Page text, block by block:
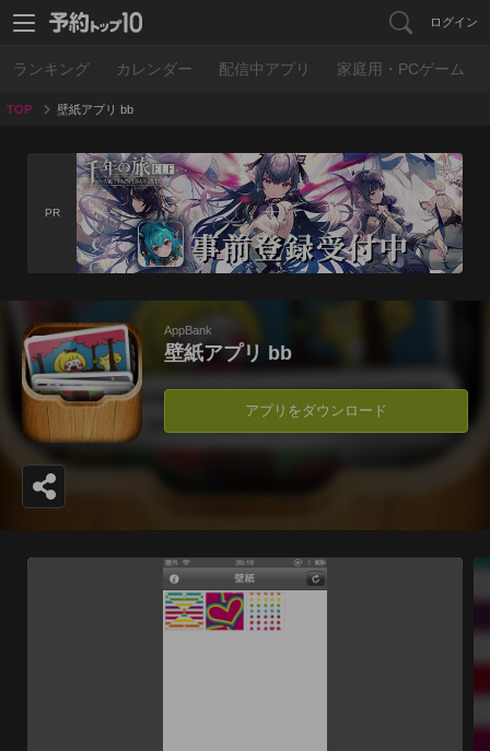
ログイン
ランキング カレンダー 配信中アプリ 家庭用・PCゲーム
TOP 壁紙アプリ bb
PR
AppBank
壁紙アプリ bb
アプリをダウンロード